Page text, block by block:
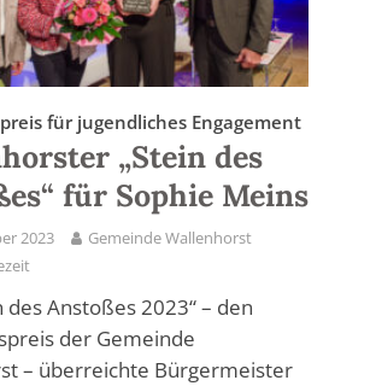
für jugendliches Engagement
„Stein des
für Sophie Meins
2023
Gemeinde Wallenhorst
des Anstoßes 2023“ – den
der Gemeinde
– überreichte Bürgermeister